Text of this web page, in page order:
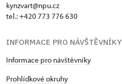
kynzvart@npu.cz
tel.: +420 773 776 630
INFORMACE PRO NÁVŠTĚVNÍKY
Informace pro návštěvníky
Prohlídkové okruhy